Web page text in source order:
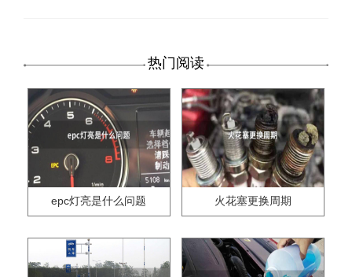
热门阅读
epc灯亮是什么问题 火花塞更换周期